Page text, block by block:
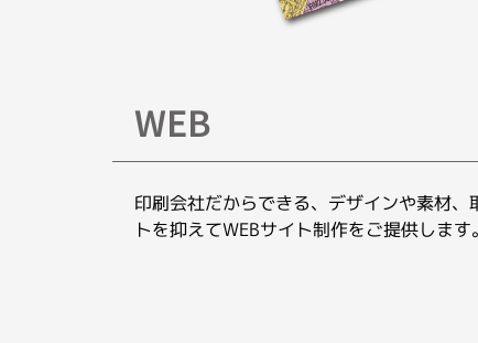
WEB
印刷会社だからできる、デザインや素材、
トを抑えてWEBサイト制作をご提供します。